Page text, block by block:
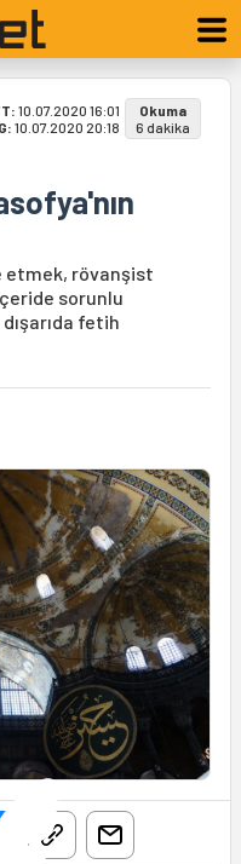
10.07.2020 16:01
10.07.2020 20:18
Okuma
6 dakika
etmek, rövanşist
sorunlu
fetih